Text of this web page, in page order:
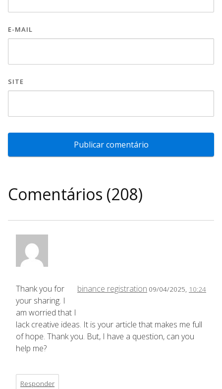
E-MAIL
SITE
Comentários (208)
binance registration 09/04/2025, 10:24
Thank you for
your sharing. I
am worried that I
lack creative ideas. It is your article that makes me full
of hope. Thank you. But, I have a question, can you
help me?
Responder